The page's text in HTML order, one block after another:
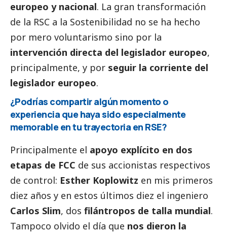
europeo y nacional. La gran transformación
de la RSC a la Sostenibilidad no se ha hecho
por mero voluntarismo sino por la
intervención directa del legislador europeo,
principalmente, y por seguir la corriente del
legislador europeo.
¿Podrías compartir algún momento o
experiencia que haya sido especialmente
memorable en tu trayectoria en RSE?
Principalmente el apoyo explícito en dos
etapas de FCC de sus accionistas respectivos
de control: Esther Koplowitz en mis primeros
diez años y en estos últimos diez el ingeniero
Carlos Slim, dos filántropos de talla mundial.
Tampoco olvido el día que nos dieron la